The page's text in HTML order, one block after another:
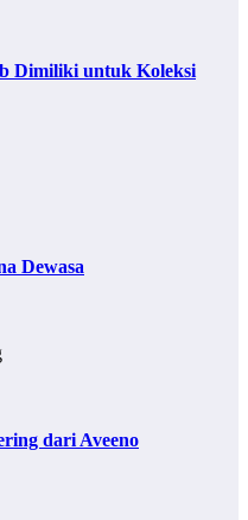
Dimiliki untuk Koleksi
Dewasa
dari Aveeno